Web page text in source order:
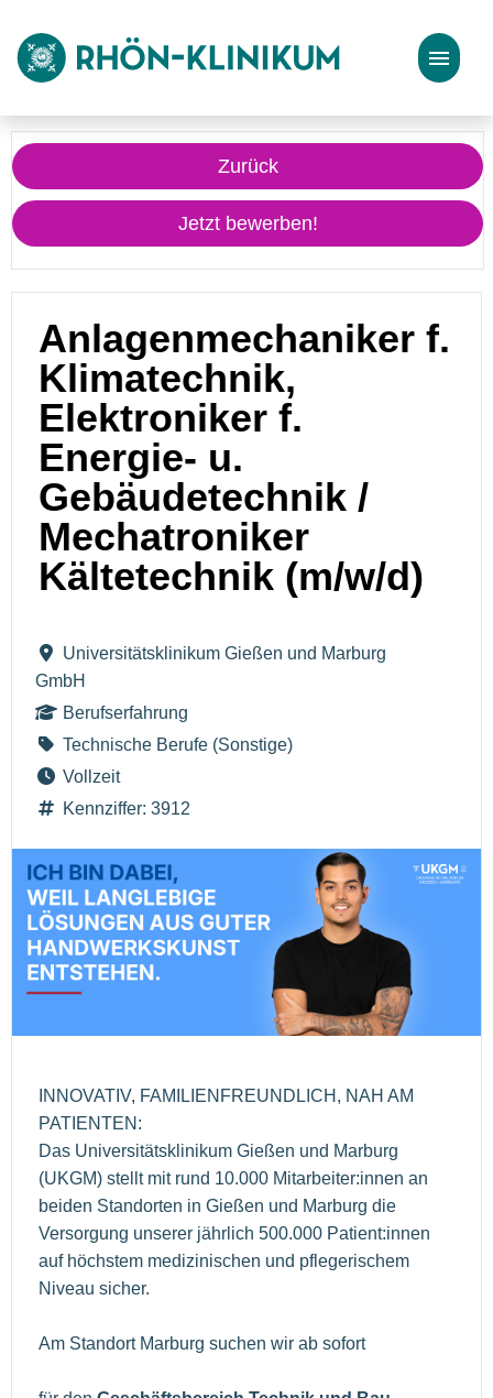
Stellenangebote
Bewerbungstipps
Zurück
Jetzt bewerben!
Anlagenmechaniker f.
Klimatechnik,
Elektroniker f.
Energie- u.
Gebäudetechnik /
Mechatroniker
Kältetechnik (m/w/d)
Universitätsklinikum Gießen und Marburg
GmbH
Berufserfahrung
Technische Berufe (Sonstige)
Vollzeit
Kennziffer: 3912
INNOVATIV, FAMILIENFREUNDLICH, NAH AM
PATIENTEN:
Das Universitätsklinikum Gießen und Marburg
(UKGM) stellt mit rund 10.000 Mitarbeiter:innen an
beiden Standorten in Gießen und Marburg die
Versorgung unserer jährlich 500.000 Patient:innen
auf höchstem medizinischen und pflegerischem
Niveau sicher.
Am Standort Marburg suchen wir ab sofort